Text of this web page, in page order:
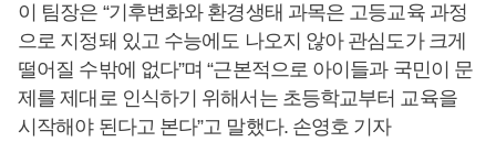
이 팀장은 “기후변화와 환경생태 과목은 고등교육 과정
으로 지정돼 있고 수능에도 나오지 않아 관심도가 크게
떨어질 수밖에 없다”며 “근본적으로 아이들과 국민이 문
제를 제대로 인식하기 위해서는 초등학교부터 교육을
시작해야 된다고 본다”고 말했다. 손영호 기자